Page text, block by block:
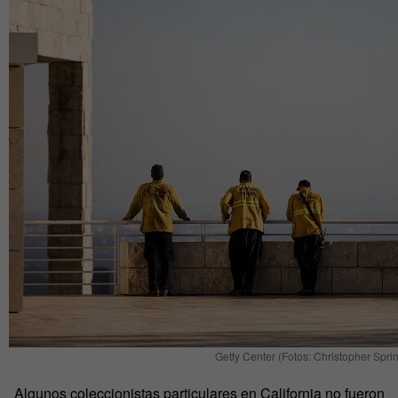
Getty Center (Fotos: Christopher
Algunos coleccionistas particulares en California no fueron